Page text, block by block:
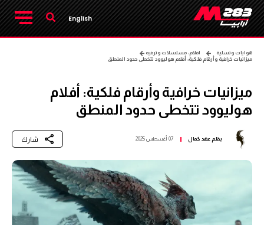
English
هوايات وتسلية
افلام، مسلسلات وترفيه
ميزانيات خرافية وأرقام فلكية: أفلام هوليوود تتخطى حدود المنطق
ميزانيات خرافية وأرقام فلكية: أفلام
هوليوود تتخطى حدود المنطق
بقلمعهد كمال 07 أغسطس 2025 شارك